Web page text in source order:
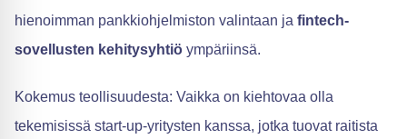
hienoimman pankkiohjelmiston valintaan ja fintech-
sovellusten kehitysyhtiö ympäriinsä.
Kokemus teollisuudesta: Vaikka on kiehtovaa olla
tekemisissä start-up-yritysten kanssa, jotka tuovat raitista